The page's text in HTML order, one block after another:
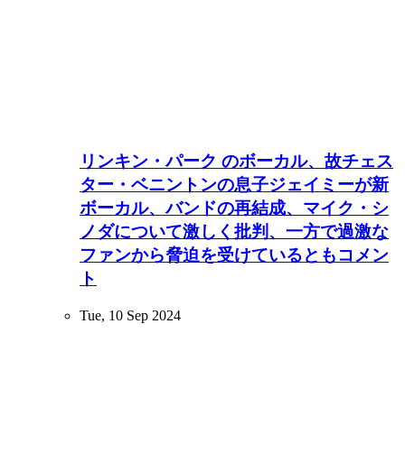
リンキン・パーク のボーカル、故チェス
ター・ベニントンの息子ジェイミーが新
ボーカル、バンドの再結成、マイク・シ
ノダについて激しく批判、一方で過激な
ファンから脅迫を受けているともコメン
ト
Tue, 10 Sep 2024